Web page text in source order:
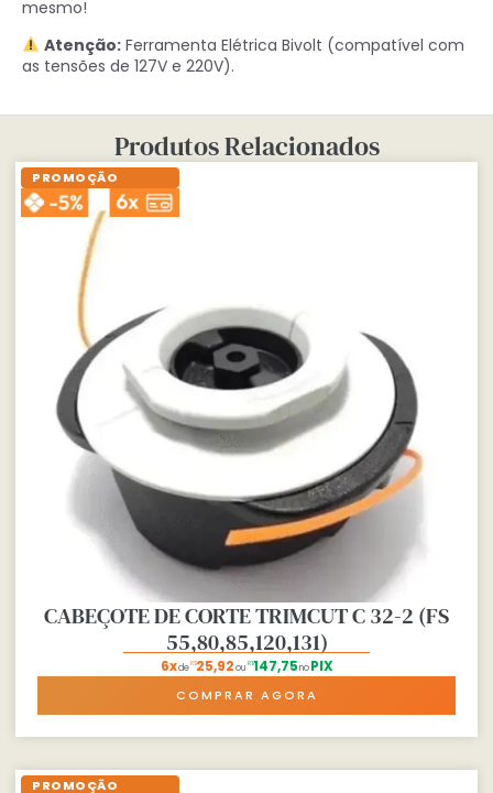
mesmo!
Atenção:Ferramenta Elétrica Bivolt (compatível com
as tensões de 127V e 220V).
Produtos Relacionados
CABEÇOTE DE CORTE TRIMCUT C 32-2 (FS
55,80,85,120,131)
6xdeR$25,92ou R$147,75no PIX
COMPRAR AGORA
PROMOÇÃO
PROMOÇÃO